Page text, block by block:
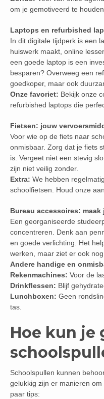
om je gemotiveerd te
Laptops en refurbished
In dit digitale tijdperk is een
huiswerk maakt, online
een goede laptop is een
besparen? Overweeg een
goedkoper, maar ook
Onze favoriet: Bekijk onze
refurbished laptops die
Fietsen: jouw
Voor wie op de fiets naar
onmisbaar. Zorg dat je fiets
is. Vergeet niet een stevig
zijn niet veilig zonder.
Extra: We hebben
schoolfietsen. Houd onze
Bureau accessoires:
Een georganiseerde
concentreren. Denk aan
en goede verlichting. Het
werken, maar ziet er ook
Andere handige en
Rekenmachines: Voor de
Drinkflessen: Blijf
Lunchboxen: Geen
tas.
Hoe kun je
Schoolspullen kunnen
gelukkig zijn er manieren
paar tips: